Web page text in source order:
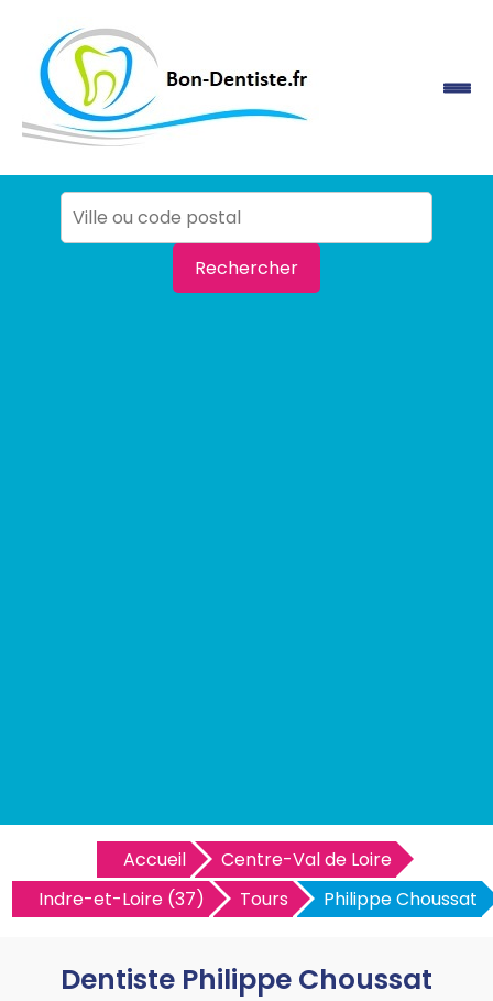
Rechercher
Accueil
Centre-Val de Loire
Indre-et-Loire (37)
Tours Philippe Choussat
Dentiste Philippe Choussat